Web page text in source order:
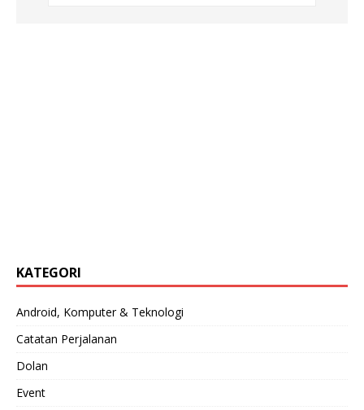
KATEGORI
Android, Komputer & Teknologi
Catatan Perjalanan
Dolan
Event